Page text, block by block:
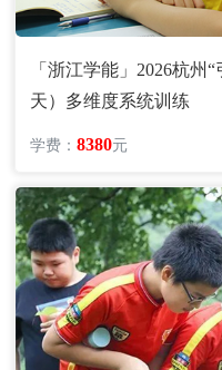
「浙江学能」2026杭州
天）多维度系统训练
学费：8380元